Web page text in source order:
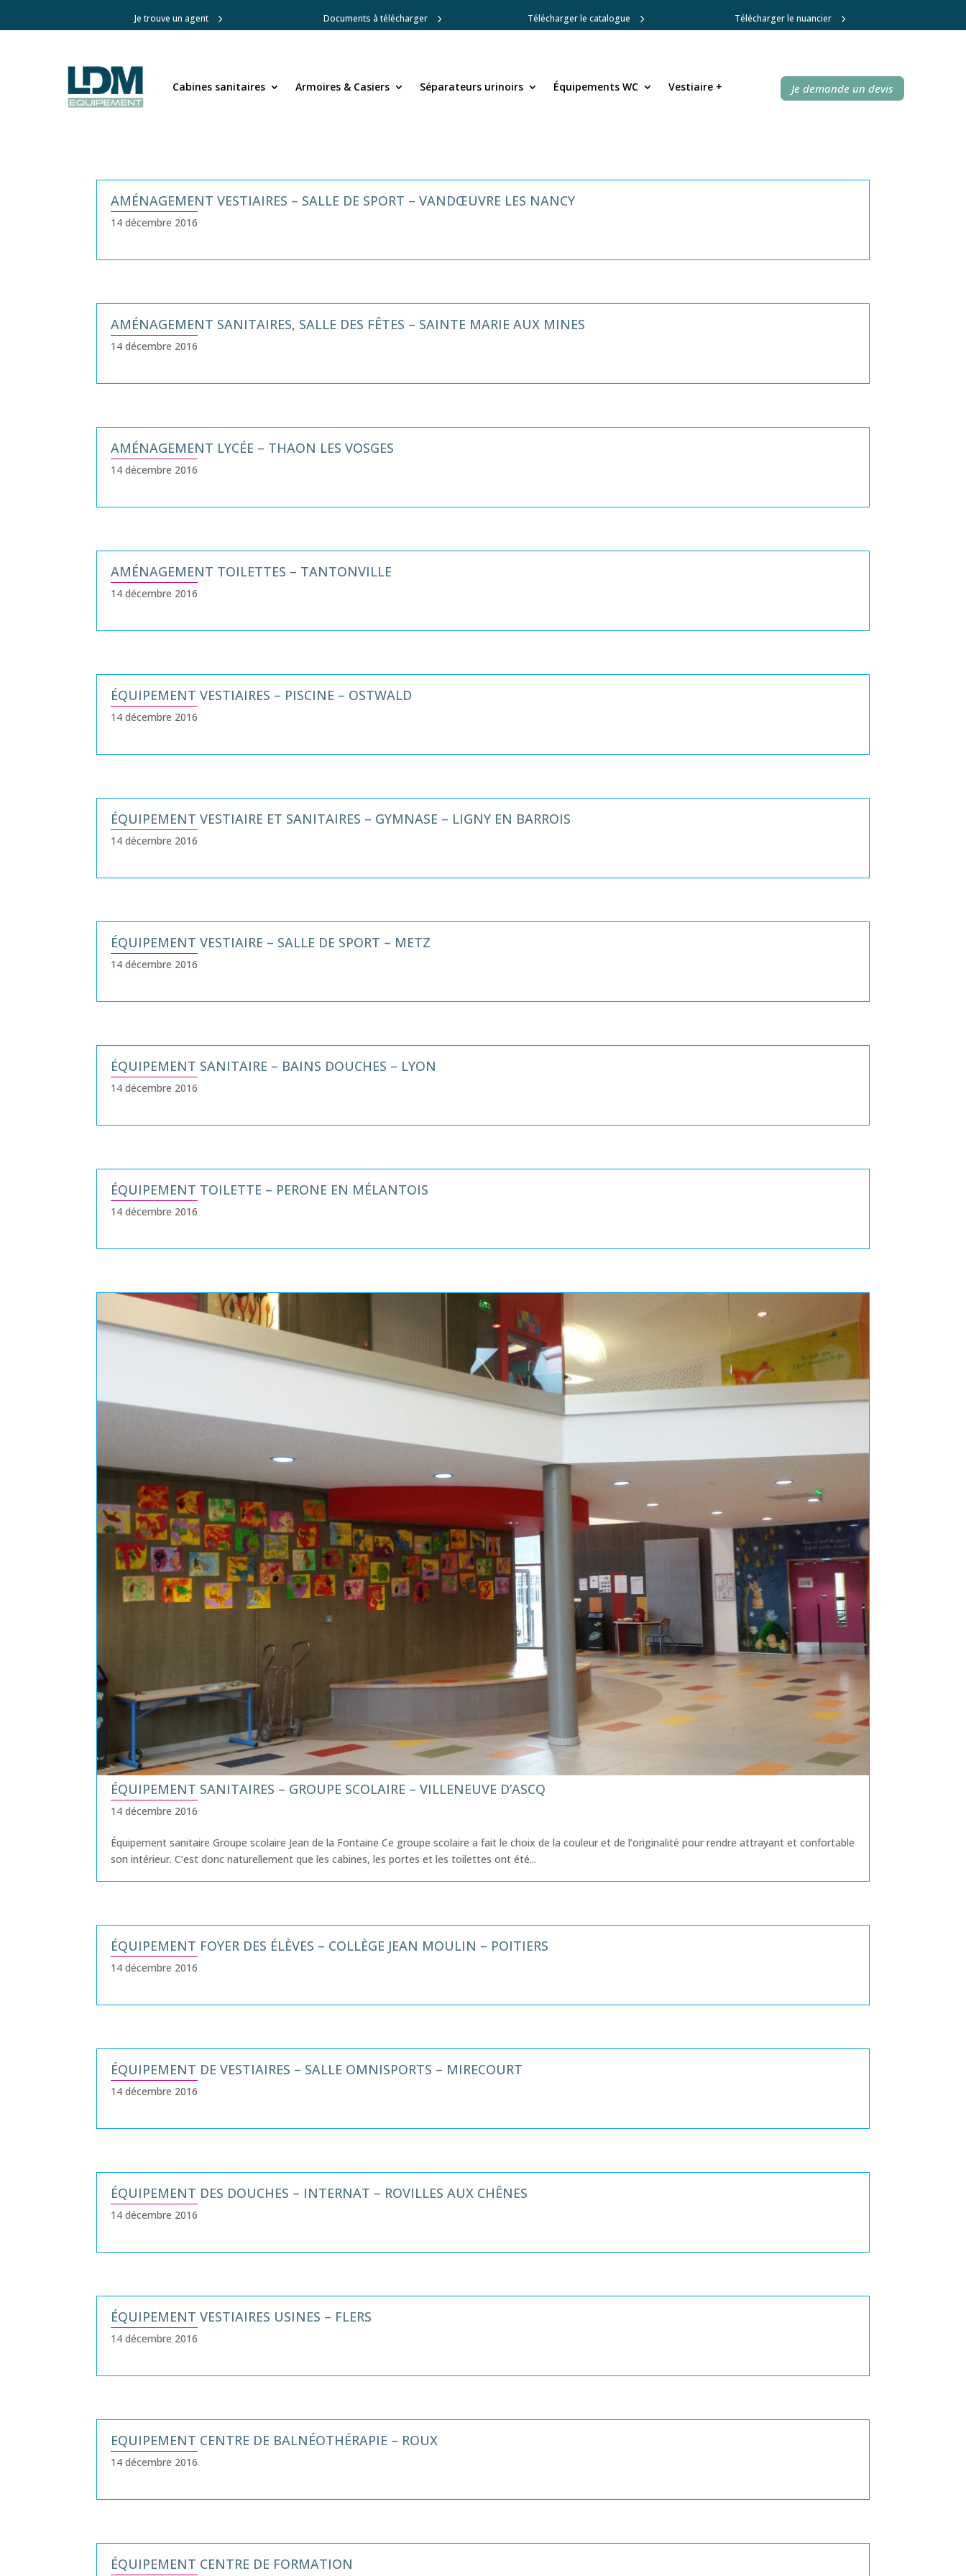
Je trouve un agent Documents à télécharger Télécharger le catalogue Télécharger le nuancier
Cabines sanitaires Armoires & Casiers Séparateurs urinoirs Équipements WC Vestiaire + Je demande un devis
Cabines sanitaires Armoires & Casiers Séparateurs urinoirs Équipements WC Vestiaire + Je demande un devis
AMÉNAGEMENT VESTIAIRES – SALLE DE SPORT – VANDŒUVRE LES NANCY
14 décembre 2016
AMÉNAGEMENT SANITAIRES, SALLE DES FÊTES – SAINTE MARIE AUX MINES
14 décembre 2016
AMÉNAGEMENT LYCÉE – THAON LES VOSGES
14 décembre 2016
AMÉNAGEMENT TOILETTES – TANTONVILLE
14 décembre 2016
ÉQUIPEMENT VESTIAIRES – PISCINE – OSTWALD
14 décembre 2016
ÉQUIPEMENT VESTIAIRE ET SANITAIRES – GYMNASE – LIGNY EN BARROIS
14 décembre 2016
ÉQUIPEMENT VESTIAIRE – SALLE DE SPORT – METZ
14 décembre 2016
ÉQUIPEMENT SANITAIRE – BAINS DOUCHES – LYON
14 décembre 2016
ÉQUIPEMENT TOILETTE – PERONE EN MÉLANTOIS
14 décembre 2016
ÉQUIPEMENT SANITAIRES – GROUPE SCOLAIRE – VILLENEUVE D’ASCQ
14 décembre 2016
Équipement sanitaire Groupe scolaire Jean de la Fontaine Ce groupe scolaire a fait le choix de la couleur et de l’originalité pour rendre attrayant et confortable
son intérieur. C’est donc naturellement que les cabines, les portes et les toilettes ont été...
ÉQUIPEMENT FOYER DES ÉLÈVES – COLLÈGE JEAN MOULIN – POITIERS
14 décembre 2016
ÉQUIPEMENT DE VESTIAIRES – SALLE OMNISPORTS – MIRECOURT
14 décembre 2016
ÉQUIPEMENT DES DOUCHES – INTERNAT – ROVILLES AUX CHÊNES
14 décembre 2016
ÉQUIPEMENT VESTIAIRES USINES – FLERS
14 décembre 2016
EQUIPEMENT CENTRE DE BALNÉOTHÉRAPIE – ROUX
14 décembre 2016
ÉQUIPEMENT CENTRE DE FORMATION